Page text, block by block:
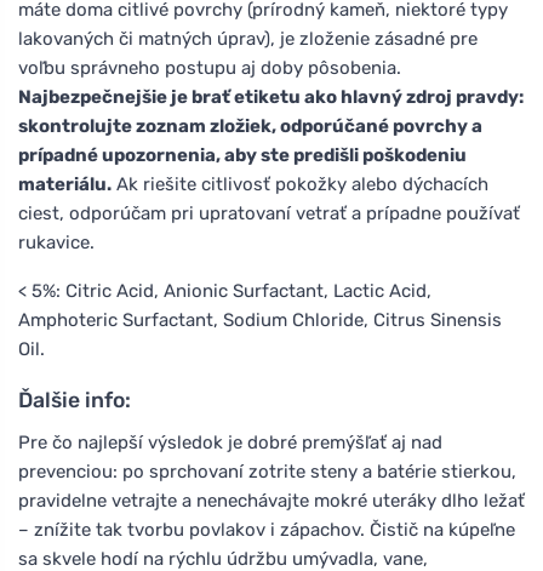
máte doma citlivé povrchy (prírodný kameň, niektoré typy
lakovaných či matných úprav), je zloženie zásadné pre
voľbu správneho postupu aj doby pôsobenia.
Najbezpečnejšie je brať etiketu ako hlavný zdroj pravdy:
skontrolujte zoznam zložiek, odporúčané povrchy a
prípadné upozornenia, aby ste predišli poškodeniu
materiálu. Ak riešite citlivosť pokožky alebo dýchacích
ciest, odporúčam pri upratovaní vetrať a prípadne používať
rukavice.
< 5%: Citric Acid, Anionic Surfactant, Lactic Acid,
Amphoteric Surfactant, Sodium Chloride, Citrus Sinensis
Oil.
Ďalšie info:
Pre čo najlepší výsledok je dobré premýšľať aj nad
prevenciou: po sprchovaní zotrite steny a batérie stierkou,
pravidelne vetrajte a nenechávajte mokré uteráky dlho ležať
– znížite tak tvorbu povlakov i zápachov. Čistič na kúpeľne
sa skvele hodí na rýchlu údržbu umývadla, vane,